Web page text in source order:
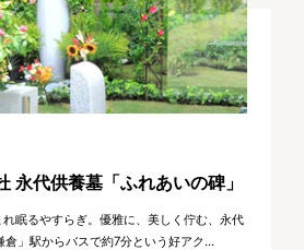
永代供養墓「ふれあいの碑」
眠るやすらぎ。優雅に、美しく佇む、永代
」駅からバスで約7分という好アク...